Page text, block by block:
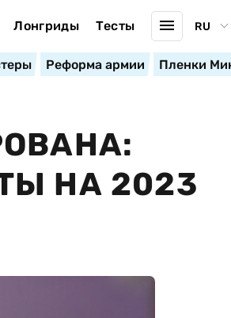
Лонгриды Тесты RU
Реформа армии Пленки
НА 2023